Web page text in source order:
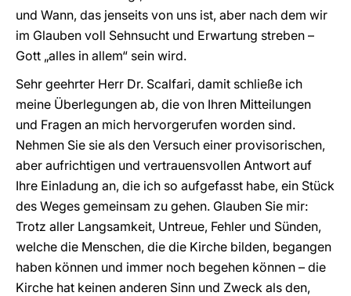
und Wann, das jenseits von uns ist, aber nach dem wir
im Glauben voll Sehnsucht und Erwartung streben –
Gott „alles in allem“ sein wird.
Sehr geehrter Herr Dr. Scalfari, damit schließe ich
meine Überlegungen ab, die von Ihren Mitteilungen
und Fragen an mich hervorgerufen worden sind.
Nehmen Sie sie als den Versuch einer provisorischen,
aber aufrichtigen und vertrauensvollen Antwort auf
Ihre Einladung an, die ich so aufgefasst habe, ein Stück
des Weges gemeinsam zu gehen. Glauben Sie mir:
Trotz aller Langsamkeit, Untreue, Fehler und Sünden,
welche die Menschen, die die Kirche bilden, begangen
haben können und immer noch begehen können – die
Kirche hat keinen anderen Sinn und Zweck als den,